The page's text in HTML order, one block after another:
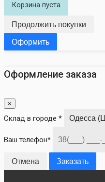
Корзина пуста
Продолжить покупки
Оформить
Оформление заказа
×
Склад в городе *
Ваш телефон*
Отмена Заказать